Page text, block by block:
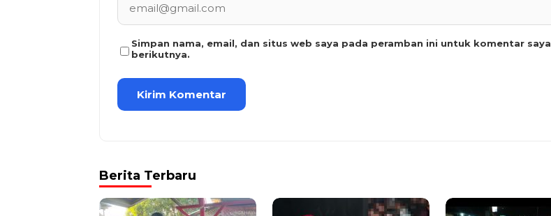
Simpan nama, email, dan situs web saya pada peramban ini untuk komentar saya
berikutnya.
Berita Terbaru